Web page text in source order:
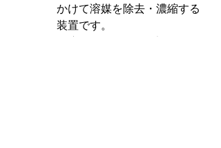
かけて溶媒を除去・濃縮する
装置です。
温度とガスフローを調整し、